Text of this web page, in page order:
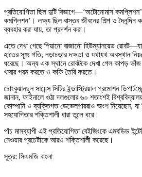
প্রতিযোগিতা ছিল দুটি বিভাগে—‘অটোনোমাস
কমপ্লিশন’। লক্ষ্য ছিল বাস্তব জীবনের শিল্প ও দৈনন্দিন
ব্যবহার করা যায়, তা প্রদর্শন করা।
এতে দেখা গেছে পিয়ানো বাজানো হিউম্যানয়েড
হাতের সূক্ষ্ম গতি, নড়াচড়ার দক্ষতা ও যথাযথ অবস্থান
ধরেছে। অন্য এক স্থানে রোবটকে দেখা গেল কাপড়
খাবার গরম করতে ও কফি তৈরি করতে।
চোংকুয়ানছুন সায়েন্স সিটির ইন্ডাস্ট্রিয়াল প্রমোশন
জানান, ফাইনালে ওঠা দলগুলোর ৬০ শতাংশই
কোম্পানি ও ব্যক্তিগত ডেভেলপাররাও অংশ নিয়েছেন, যা
সহযোগিতার শক্তিশালী ধারা তুলে ধরে।
পাঁচ মাসব্যাপী এই প্রতিযোগিতা বেইজিংকে এমবডিড
নেওয়ার প্রচেষ্টাকে আরও শক্তিশালী করেছে।
সূত্র: সিএমজি বাংলা